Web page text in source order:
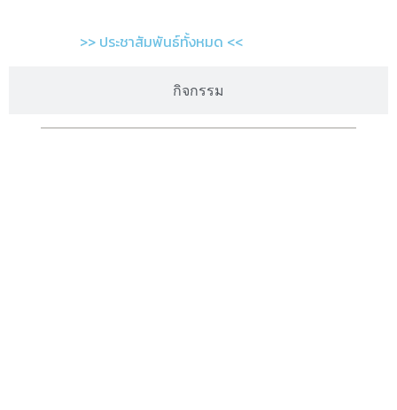
กิจกรรม
>> ประชาสัมพันธ์ทั้งหมด <<